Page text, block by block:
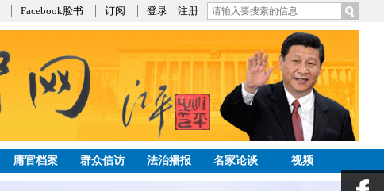
Facebook脸书 订阅 登录 注册
庸官档案
群众信访
发帖
法治播报 名家论谈
视频